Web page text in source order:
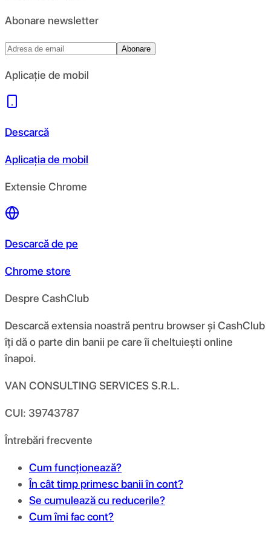
Abonare newsletter
Abonare
Aplicație de mobil
Descarcă
Aplicația de mobil
Extensie Chrome
Descarcă de pe
Chrome store
Despre CashClub
Descarcă extensia noastră pentru browser și CashClub
îți dă o parte din banii pe care îi cheltuiești online
înapoi.
VAN CONSULTING SERVICES S.R.L.
CUI: 39743787
Întrebări frecvente
Cum funcționează?
În cât timp primesc banii în cont?
Se cumulează cu reducerile?
Cum îmi fac cont?